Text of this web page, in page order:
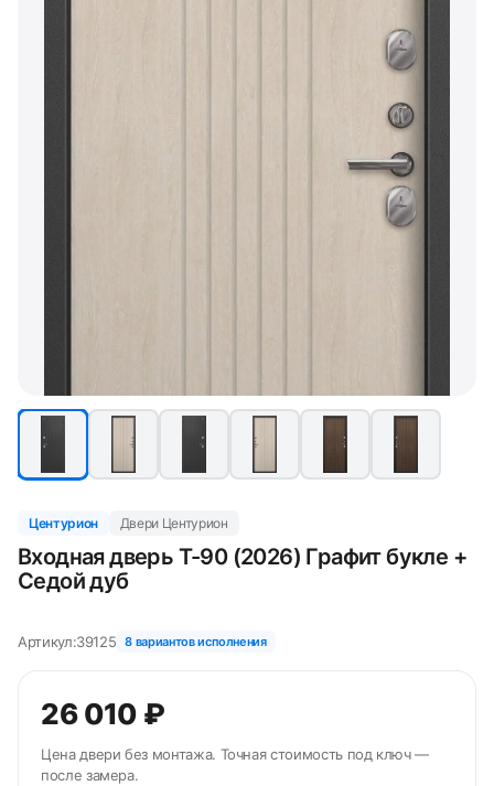
Центурион Двери Центурион
Входная дверь Т-90 (2026) Графит букле +
Седой дуб
Артикул:39125 8 вариантов исполнения
26 010 ₽
Цена двери без монтажа. Точная стоимость под ключ —
после замера.